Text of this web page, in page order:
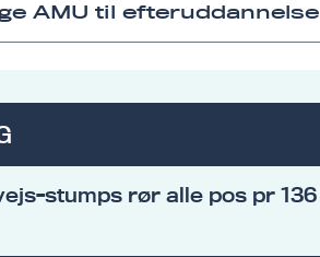
AMU til efteruddannelse
stumps rør alle pos pr 136